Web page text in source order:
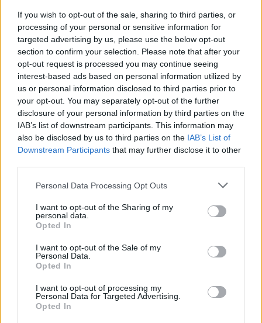
If you wish to opt-out of the sale, sharing to third parties, or
processing of your personal or sensitive information for
targeted advertising by us, please use the below opt-out
section to confirm your selection. Please note that after your
opt-out request is processed you may continue seeing
interest-based ads based on personal information utilized by
us or personal information disclosed to third parties prior to
your opt-out. You may separately opt-out of the further
disclosure of your personal information by third parties on the
IAB’s list of downstream participants. This information may
also be disclosed by us to third parties on the IAB’s List of
Downstream Participants that may further disclose it to other
Personal Data Processing Opt Outs
I want to opt-out of the Sharing of my
personal data.
Opted In
I want to opt-out of the Sale of my
Personal Data.
Opted In
I want to opt-out of processing my
Personal Data for Targeted Advertising.
Opted In
Media: Με ενίσχυση 8 εκατ. ευρώ σε 451 επιχειρήσεις ξεκίνησε το
πρόγραμμα στήριξης- Κάλυψη εισφορών ΕΔΟΕΑΠ
Η Toyota φέρνει νέα γενιά
μπαταριών για τα υβριδικά της
Σε κινεζική… πολιορκία η
ευρωπαϊκή
αυτοκινητοβιομηχανία
Πέθανε ο Ντον Νέλσον – Έφυγε
από τη ζωή στα 86 του ο
Χρηματιστήριο Αθηνών: Εβδομαδιαία άνοδος 1,76%, κέρδη 23,31%
από τις αρχές του έτους